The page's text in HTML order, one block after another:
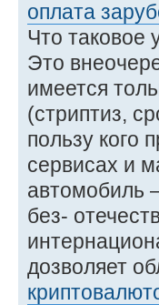
оплата
Что таковое
Это
имеется
(стриптиз,
пользу кого
сервисах и
автомобиль
без-
дозволяет